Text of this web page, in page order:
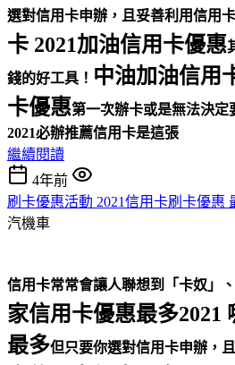
選對信用卡申辦，且妥善利用信用
卡 2021加油信用卡優惠
錢的好工具！ 中油加油信用
卡優惠第一次辦卡或是無法決定
2021必辦推薦信用卡是這張
繼續閱讀
4年前
刷卡優惠活動 2021信用卡刷卡優惠
汽機車
信用卡常常會讓人聯想到「卡奴」
家信用卡優惠最多2021
最多但只要你選對信用卡申辦，